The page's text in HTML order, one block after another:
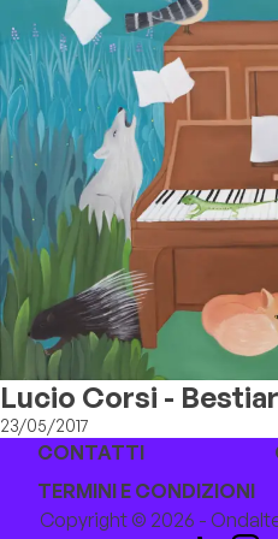
Lucio Corsi -
23/05/2017
CONTATTI
TERMINI E CONDIZIONI
Copyright © 2026 -